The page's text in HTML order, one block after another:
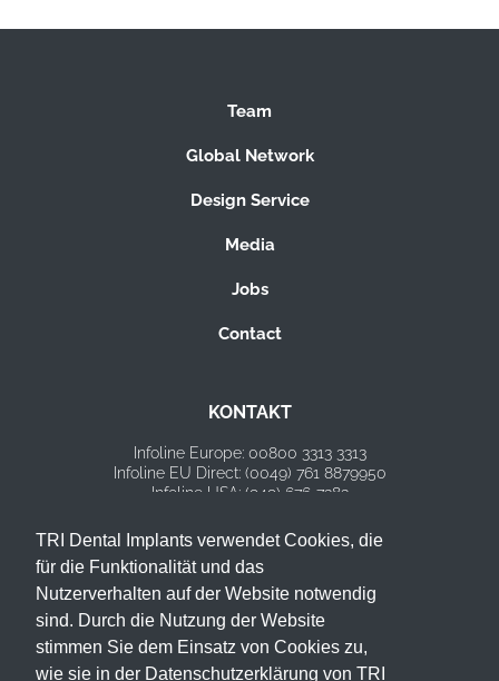
TRI Dental Implants verwendet Cookies, die
für die Funktionalität und das
Nutzerverhalten auf der Website notwendig
sind. Durch die Nutzung der Website
stimmen Sie dem Einsatz von Cookies zu,
wie sie in der Datenschutzerklärung von TRI
Team
Global Network
Design Service
Media
Jobs
Contact
KONTAKT
Infoline Europe: 00800 3313 3313
Infoline EU Direct: (0049) 761 8879950
Infoline USA: (949) 676-7383
HEADQUARTERS
TRI Dental Implants Int. AG
Bösch 80A
CH-6331 Hünenberg